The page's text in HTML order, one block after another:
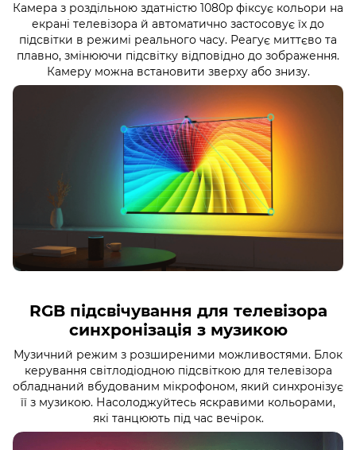
Камера з роздільною здатністю 1080p фіксує кольори на
екрані телевізора й автоматично застосовує їх до
підсвітки в режимі реального часу. Реагує миттєво та
плавно, змінюючи підсвітку відповідно до зображення.
Камеру можна встановити зверху або знизу.
RGB підсвічування для телевізора
синхронізація з музикою
Музичний режим з розширеними можливостями. Блок
керування світлодіодною підсвіткою для телевізора
обладнаний вбудованим мікрофоном, який синхронізує
її з музикою. Насолоджуйтесь яскравими кольорами,
які танцюють під час вечірок.